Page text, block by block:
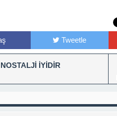
Tweetle
NOSTALJİ İYİDİR